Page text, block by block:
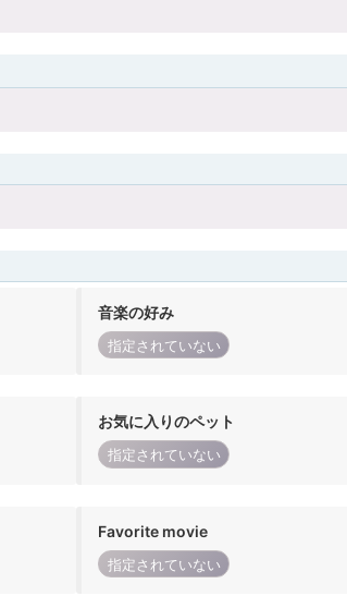
音楽の好み
指定されていない
お気に入りのペット
指定されていない
Favorite movie
指定されていない